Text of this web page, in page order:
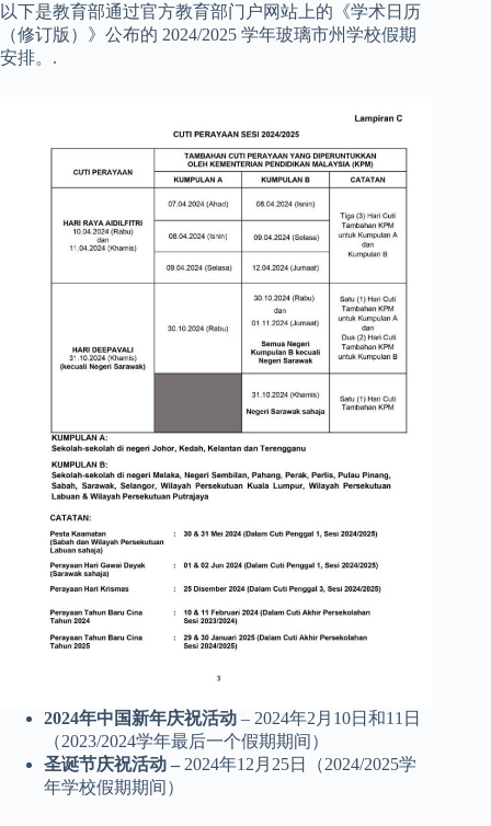
以下是教育部通过官方教育部门户网站上的《学术日历
（修订版）》公布的 2024/2025 学年玻璃市州学校假期
安排。.
2024年中国新年庆祝活动 – 2024年2月10日和11日
（2023/2024学年最后一个假期期间）
圣诞节庆祝活动 – 2024年12月25日（2024/2025学
年学校假期期间）